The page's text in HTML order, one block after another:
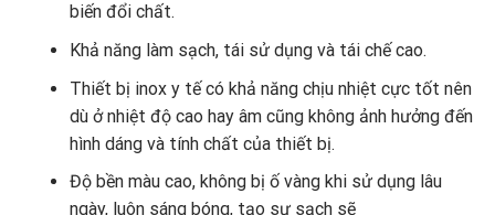
biến đổi chất.
Khả năng làm sạch, tái sử dụng và tái chế cao.
Thiết bị inox y tế có khả năng chịu nhiệt cực tốt nên
dù ở nhiệt độ cao hay âm cũng không ảnh hưởng đến
hình dáng và tính chất của thiết bị.
Độ bền màu cao, không bị ố vàng khi sử dụng lâu
ngày, luôn sáng bóng, tạo sự sạch sẽ